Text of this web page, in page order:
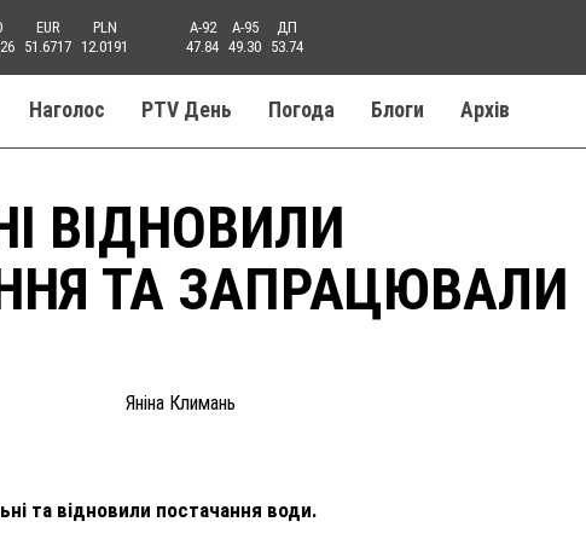
EUR
51.6717
PLN
12.0191
A-92
47.84
A-95
49.30
ДП
53.74
Наголос PTV День Погода Блоги Aрхів
ВІДНОВИЛИ
ТА ЗАПРАЦЮВАЛИ
Яніна Климань
та відновили постачання води.